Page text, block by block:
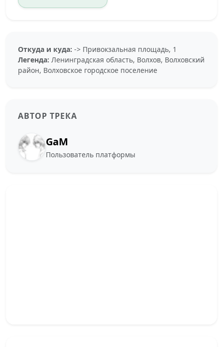
Откуда и куда: -> Привокзальная площадь, 1
Легенда: Ленинградская область, Волхов, Волховский
район, Волховское городское поселение
АВТОР ТРЕКА
GaM
Пользователь платформы